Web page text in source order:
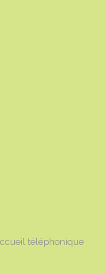
téléphonique